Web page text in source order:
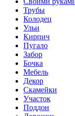
Трубы
Колодец
Ульи
Кирпич
Пугало
Забор
Бочка
Мебель
Декор
Скамейки
Участок
Поддон